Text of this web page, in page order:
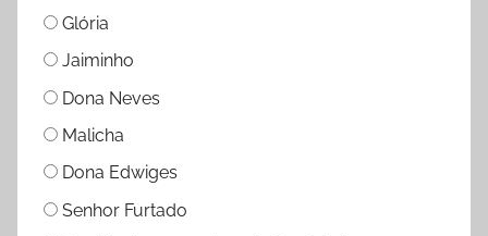
Glória
Jaiminho
Dona Neves
Malicha
Dona Edwiges
Senhor Furtado